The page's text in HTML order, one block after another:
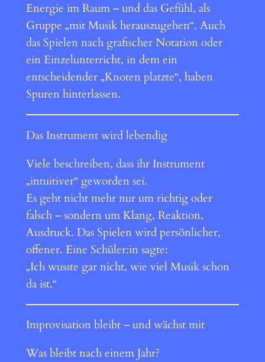
Energie im Raum – und das Gefühl, als
Gruppe „mit Musik herauszugehen“. Auch
das Spielen nach grafischer Notation oder
ein Einzelunterricht, in dem ein
entscheidender „Knoten platzte“, haben
Spuren hinterlassen.
Das Instrument wird lebendig
Viele beschreiben, dass ihr Instrument
„intuitiver“ geworden sei.
Es geht nicht mehr nur um richtig oder
falsch – sondern um Klang, Reaktion,
Ausdruck. Das Spielen wird persönlicher,
offener. Eine Schüler:in sagte:
„Ich wusste gar nicht, wie viel Musik schon
da ist.“
Improvisation bleibt – und wächst mit
Was bleibt nach einem Jahr?